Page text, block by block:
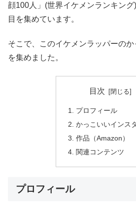
顔100人」(世界イケメンランキン
目を集めています。
そこで、このイケメンラッパーの
を集めました。
目次
プロフィール
かっこいいインス
作品（Amazon）
関連コンテンツ
プロフィール